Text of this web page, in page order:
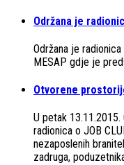
Održana je
Održana je
MESAP gdje je
Otvorene
U petak
radionica o JOB
nezaposlenih
zadruga,